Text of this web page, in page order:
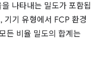
나타내는 밀도가 포함됩
기기 유형에서 FCP 환경
든 비율 밀도의 합계는